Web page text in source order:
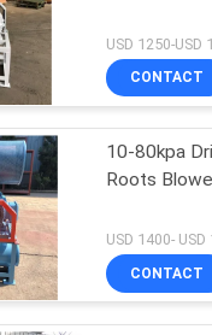
USD 1250-USD
CONTACT
10-80kpa
Roots
USD 1400-
CONTACT